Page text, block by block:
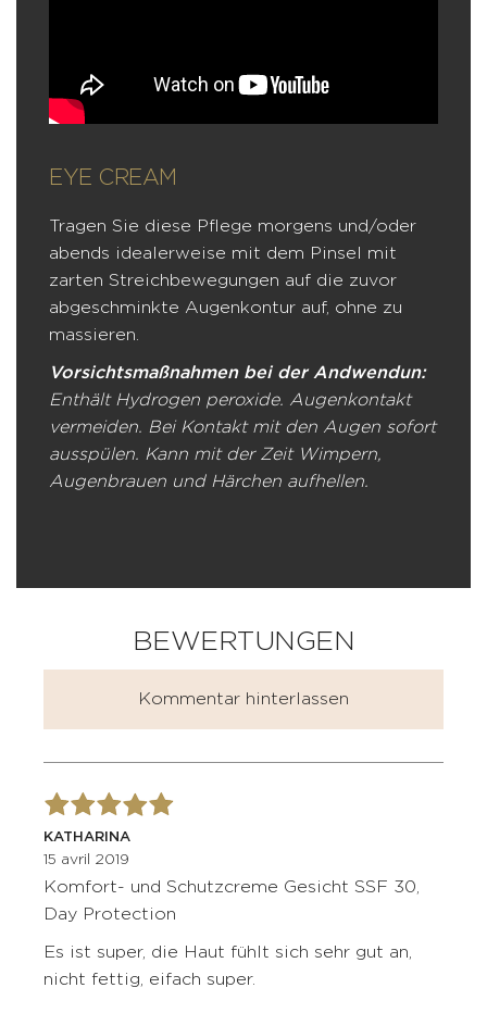
EYE CREAM
Tragen Sie diese Pflege morgens und/oder
abends idealerweise mit dem Pinsel mit
zarten Streichbewegungen auf die zuvor
abgeschminkte Augenkontur auf, ohne zu
massieren.
Vorsichtsmaßnahmen bei der Andwendun:
Enthält Hydrogen peroxide. Augenkontakt
vermeiden. Bei Kontakt mit den Augen sofort
ausspülen. Kann mit der Zeit Wimpern,
Augenbrauen und Härchen aufhellen.
BEWERTUNGEN
Kommentar hinterlassen
KATHARINA
15 avril 2019
Komfort- und Schutzcreme Gesicht SSF 30,
Day Protection
Es ist super, die Haut fühlt sich sehr gut an,
nicht fettig, eifach super.